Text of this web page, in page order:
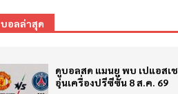
อลล่าสุด
ดูบอลสด แมนยู พบ เปแอสเช
อุ่นเครื่องปรีซีซั่น 8 ส.ค. 69